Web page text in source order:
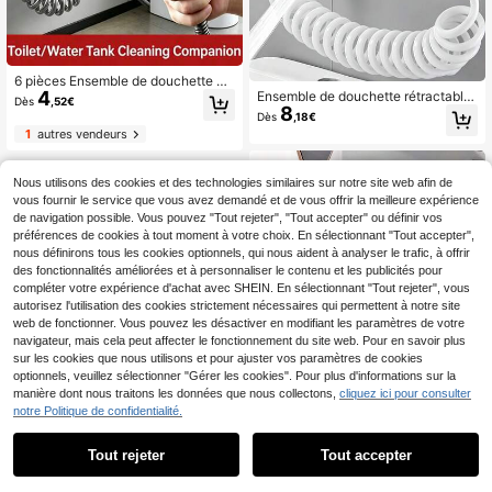
6 pièces Ensemble de douchette m
urale, douchette de toilette et de do
uche commerciale et domestique, b
use en plastique noir, robinet de con
trôle double en laiton, support mura
l, ruban PTFE et tuyau d'extension é
pides, convient pour le nettoyage d
e la salle de bain, le rinçage des toil
ettes, la maison, l'hôtel, l'apparteme
nt, la salle de douche et la salle de
bain de gym, idéal pour le nettoyag
e domestique, le jardinage et le lava
ge des animaux de compagnie
Dès 4,52€
1autres vendeurs
Ensemble de douchette rétractable,
fabriqué en matériau ABS, douchett
e de toilette à main avec tuyau à re
ssion pour l'hygiène personnelle, le
nie et le nettoyage des sols
Dès 8 ,18€
3 pièces/set Douchette bidet manu
1
Nous utilisons des cookies et des technologies similaires sur notre site web afin de
vous fournir le service que vous avez demandé et de vous offrir la meilleure expérience
de navigation possible. Vous pouvez "Tout rejeter", "Tout accepter" ou définir vos
préférences de cookies à tout moment à votre choix. En sélectionnant "Tout accepter",
nous définirons tous les cookies optionnels, qui nous aident à analyser le trafic, à offrir
des fonctionnalités améliorées et à personnaliser le contenu et les publicités pour
compléter votre expérience d'achat avec SHEIN. En sélectionnant "Tout rejeter", vous
autorisez l'utilisation des cookies strictement nécessaires qui permettent à notre site
web de fonctionner. Vous pouvez les désactiver en modifiant les paramètres de votre
navigateur, mais cela peut affecter le fonctionnement du site web. Pour en savoir plus
sur les cookies que nous utilisons et pour ajuster vos paramètres de cookies
optionnels, veuillez sélectionner "Gérer les cookies". Pour plus d'informations sur la
manière dont nous traitons les données que nous collectons, cliquez ici pour consulter
notre Politique de confidentialité.
Tout rejeter Tout accepter